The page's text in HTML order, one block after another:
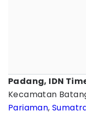
Padang, IDN
Kecamatan
Pariaman,